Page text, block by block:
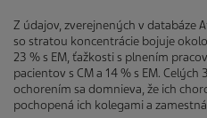
Z údajov, zverejnených v databáze
so stratou koncentrácie bojuje
23 % s EM, ťažkosti s plnením
pacientov s CM a 14 % s EM.
ochorením sa domnieva, že ich
pochopená ich kolegami a